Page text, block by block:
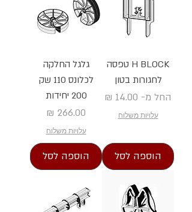
H BLOCK טפסה
לחגורות בטון
החל מ-
מחיר מבצע
עלויות משלוח
הוספה לסל
גלגל החלקה
לכלונס 110 שק
200 יחידות
מחיר
עלויות משלוח
הוספה לסל